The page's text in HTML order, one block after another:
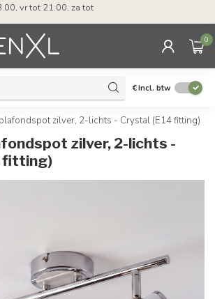
vr tot 21.00, za tot
0
€Incl. btw
zilver, 2-lichts - Crystal (E14 fitting)
zilver, 2-lichts -
fitting)